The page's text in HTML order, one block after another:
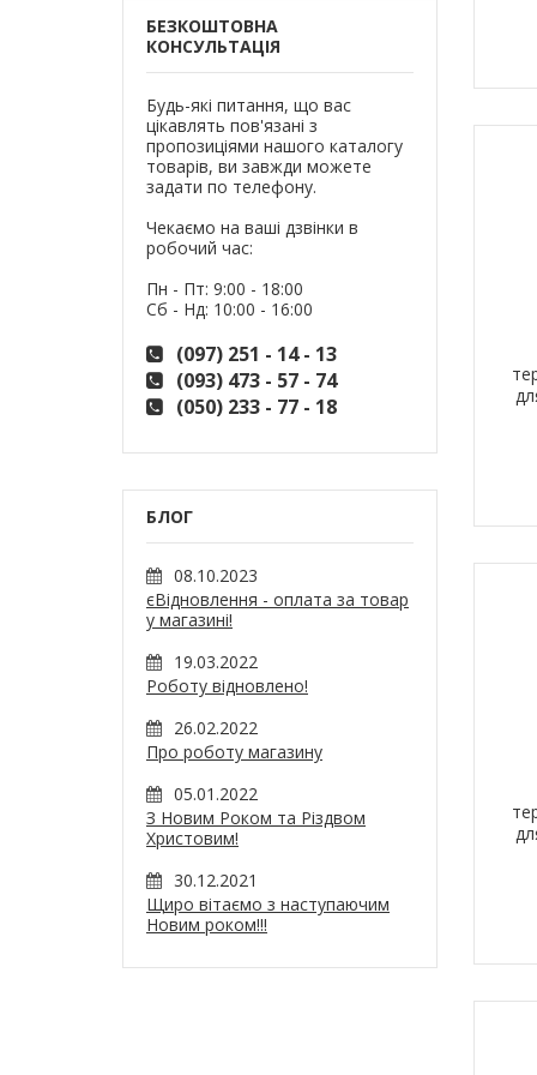
БЕЗКОШТОВНА
КОНСУЛЬТАЦІЯ
Будь-які питання, що вас
цікавлять пов'язані з
пропозиціями нашого каталогу
товарів, ви завжди можете
задати по телефону.
Чекаємо на ваші дзвінки в
робочий час:
Пн - Пт: 9:00 - 18:00
Сб - Нд: 10:00 - 16:00
(097) 251 - 14 - 13
(093) 473 - 57 - 74
(050) 233 - 77 - 18
БЛОГ
08.10.2023
єВідновлення - оплата за товар
у магазині!
19.03.2022
Роботу відновлено!
26.02.2022
Про роботу магазину
05.01.2022
З Новим Роком та Різдвом
Христовим!
30.12.2021
Щиро вітаємо з наступаючим
Новим роком!!!